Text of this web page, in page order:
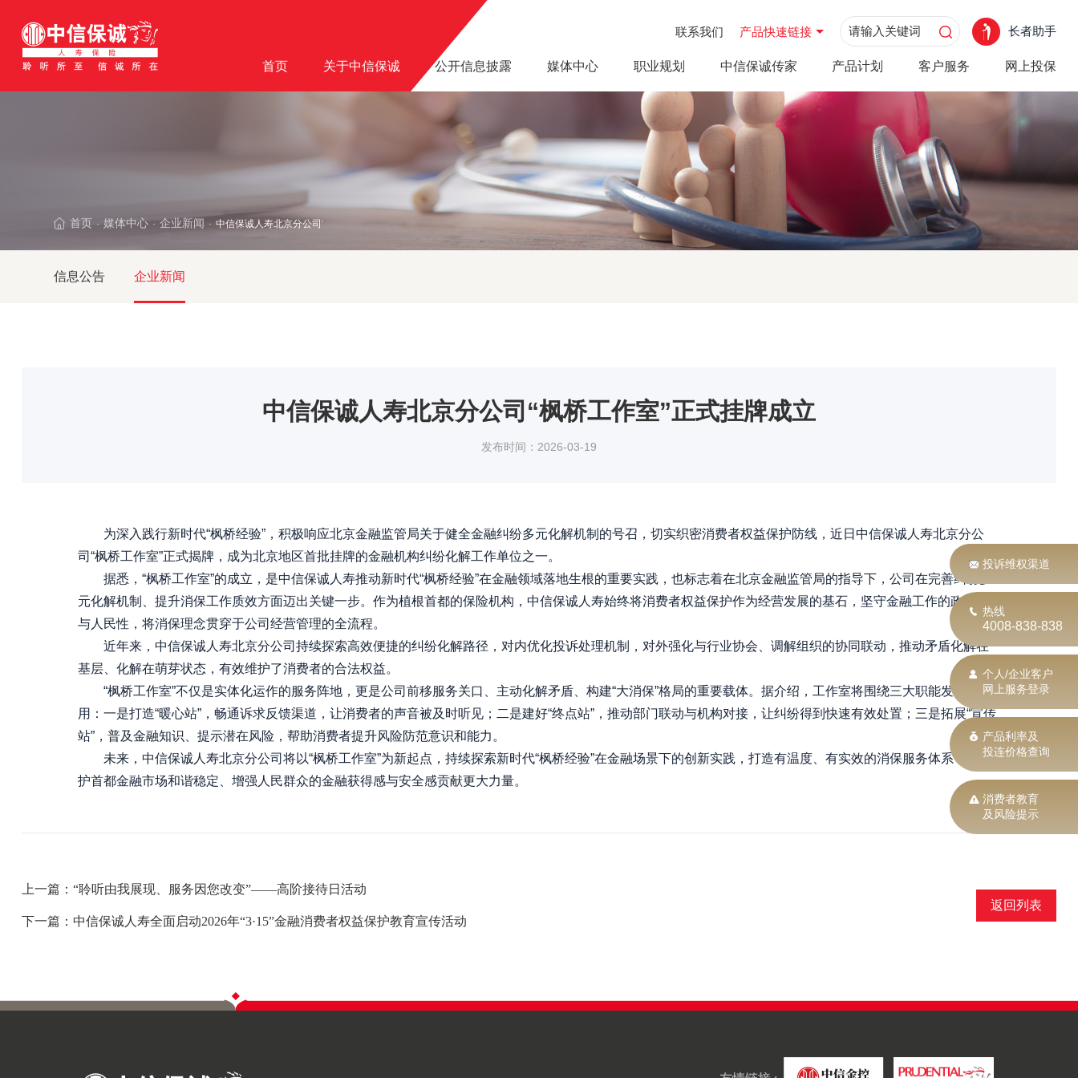
联系我们 产品快速链接 长者助手
首页 关于中信保诚 公开信息披露 媒体中心 职业规划 中信保诚传家 产品计划 客户服务 网上投保
首页 · 媒体中心 · 企业新闻 · 中信保诚人寿北京分公司“枫桥工作室”正式挂牌成立
信息公告 企业新闻
中信保诚人寿北京分公司“枫桥工作室”正式挂牌成立
发布时间：2026-03-19
为深入践行新时代“枫桥经验”，积极响应北京金融监管局关于健全金融纠纷多元化解机制的号召，切实织密消费者权益保护防线，近日中信保诚人寿北京分公
司“枫桥工作室”正式揭牌，成为北京地区首批挂牌的金融机构纠纷化解工作单位之一。
据悉，“枫桥工作室”的成立，是中信保诚人寿推动新时代“枫桥经验”在金融领域落地生根的重要实践，也标志着在北京金融监管局的指导下，公司在完善纠纷多
元化解机制、提升消保工作质效方面迈出关键一步。作为植根首都的保险机构，中信保诚人寿始终将消费者权益保护作为经营发展的基石，坚守金融工作的政治性
与人民性，将消保理念贯穿于公司经营管理的全流程。
近年来，中信保诚人寿北京分公司持续探索高效便捷的纠纷化解路径，对内优化投诉处理机制，对外强化与行业协会、调解组织的协同联动，推动矛盾化解在
基层、化解在萌芽状态，有效维护了消费者的合法权益。
“枫桥工作室”不仅是实体化运作的服务阵地，更是公司前移服务关口、主动化解矛盾、构建“大消保”格局的重要载体。据介绍，工作室将围绕三大职能发挥作
用：一是打造“暖心站”，畅通诉求反馈渠道，让消费者的声音被及时听见；二是建好“终点站”，推动部门联动与机构对接，让纠纷得到快速有效处置；三是拓展“宣传
站”，普及金融知识、提示潜在风险，帮助消费者提升风险防范意识和能力。
未来，中信保诚人寿北京分公司将以“枫桥工作室”为新起点，持续探索新时代“枫桥经验”在金融场景下的创新实践，打造有温度、有实效的消保服务体系，为维
护首都金融市场和谐稳定、增强人民群众的金融获得感与安全感贡献更大力量。
上一篇：“聆听由我展现、服务因您改变”——高阶接待日活动
下一篇：中信保诚人寿全面启动2026年“3·15”金融消费者权益保护教育宣传活动
返回列表
投诉维权渠道
热线
4008-838-838
个人/企业客户
网上服务登录
产品利率及
投连价格查询
消费者教育
及风险提示